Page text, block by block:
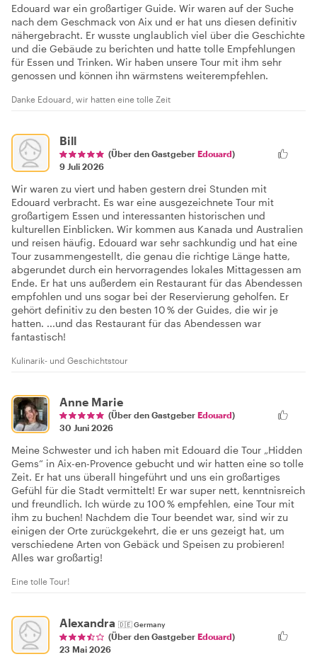
Edouard war ein großartiger Guide. Wir waren auf der Suche
nach dem Geschmack von Aix und er hat uns diesen definitiv
nähergebracht. Er wusste unglaublich viel über die Geschichte
und die Gebäude zu berichten und hatte tolle Empfehlungen
für Essen und Trinken. Wir haben unsere Tour mit ihm sehr
genossen und können ihn wärmstens weiterempfehlen.
Danke Edouard, wir hatten eine tolle Zeit
Bill
(Über den Gastgeber Edouard)
9 Juli 2026
Wir waren zu viert und haben gestern drei Stunden mit
Edouard verbracht. Es war eine ausgezeichnete Tour mit
großartigem Essen und interessanten historischen und
kulturellen Einblicken. Wir kommen aus Kanada und Australien
und reisen häufig. Edouard war sehr sachkundig und hat eine
Tour zusammengestellt, die genau die richtige Länge hatte,
abgerundet durch ein hervorragendes lokales Mittagessen am
Ende. Er hat uns außerdem ein Restaurant für das Abendessen
empfohlen und uns sogar bei der Reservierung geholfen. Er
gehört definitiv zu den besten 10 % der Guides, die wir je
hatten. ...und das Restaurant für das Abendessen war
fantastisch!
Kulinarik- und Geschichtstour
Anne Marie
(Über den Gastgeber Edouard)
30 Juni 2026
Meine Schwester und ich haben mit Edouard die Tour „Hidden
Gems“ in Aix-en-Provence gebucht und wir hatten eine so tolle
Zeit. Er hat uns überall hingeführt und uns ein großartiges
Gefühl für die Stadt vermittelt! Er war super nett, kenntnisreich
und freundlich. Ich würde zu 100 % empfehlen, eine Tour mit
ihm zu buchen! Nachdem die Tour beendet war, sind wir zu
einigen der Orte zurückgekehrt, die er uns gezeigt hat, um
verschiedene Arten von Gebäck und Speisen zu probieren!
Alles war großartig!
Eine tolle Tour!
Alexandra 🇩🇪Germany
(Über den Gastgeber Edouard)
23 Mai 2026